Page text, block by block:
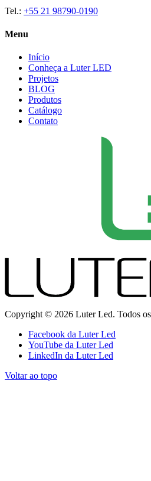
Tel.: +55 21 98790-0190
Menu
Início
Conheça a Luter LED
Projetos
BLOG
Produtos
Catálogo
Contato
Copyright © 2026 Luter Led. Todos
Facebook da Luter Led
YouTube da Luter Led
LinkedIn da Luter Led
Voltar ao topo